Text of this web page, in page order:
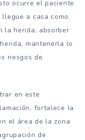
ocurre el paciente
a casa como
la herida, absorber
mantenerla lo
riesgos de
en este
fortalece la
el área de la zona
de